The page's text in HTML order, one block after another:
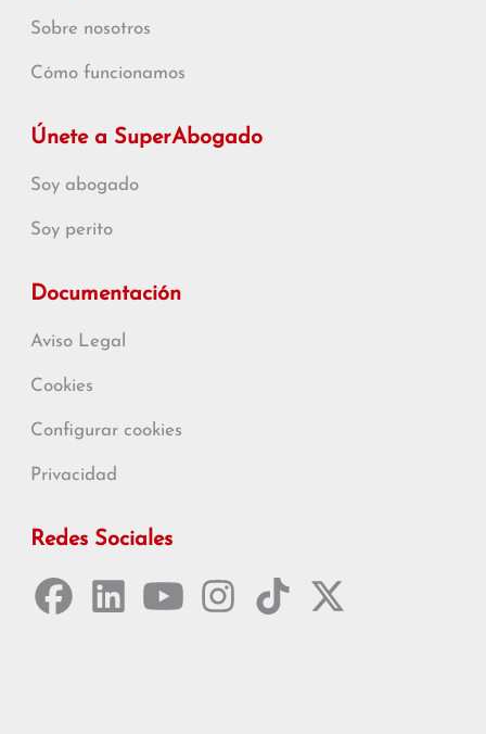
Sobre nosotros
Cómo funcionamos
Únete a SuperAbogado
Soy abogado
Soy perito
Documentación
Aviso Legal
Cookies
Configurar cookies
Privacidad
Redes Sociales